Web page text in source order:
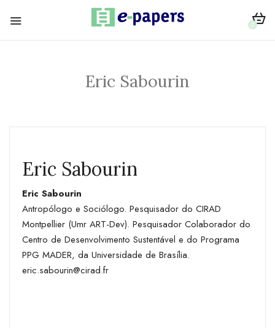
0
Eric Sabourin
Eric Sabourin
Eric Sabourin
Antropólogo e Sociólogo. Pesquisador do CIRAD
Montpellier (Umr ART-Dev). Pesquisador Colaborador do
Centro de Desenvolvimento Sustentável e do Programa
PPG MADER, da Universidade de Brasília.
eric.sabourin@cirad.fr